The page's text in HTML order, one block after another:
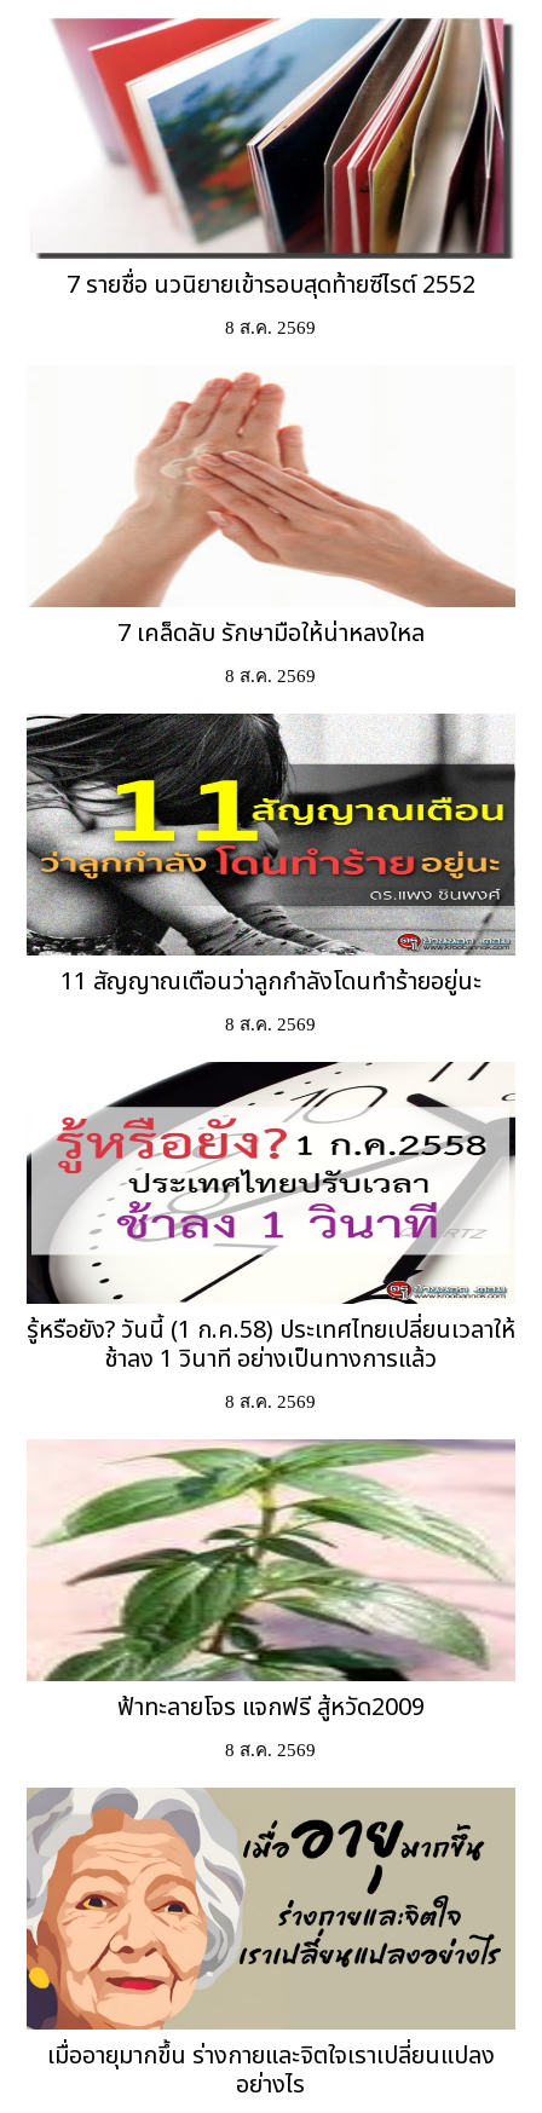
7 รายชื่อ นวนิยายเข้ารอบสุดท้ายซีไรต์ 2552
8 ส.ค. 2569
7 เคล็ดลับ รักษามือให้น่าหลงใหล
8 ส.ค. 2569
11 สัญญาณเตือนว่าลูกกำลังโดนทำร้ายอยู่นะ
8 ส.ค. 2569
รู้หรือยัง? วันนี้ (1 ก.ค.58) ประเทศไทยเปลี่ยนเวลาให้
ช้าลง 1 วินาที อย่างเป็นทางการแล้ว
8 ส.ค. 2569
ฟ้าทะลายโจร แจกฟรี สู้หวัด2009
8 ส.ค. 2569
เมื่ออายุมากขึ้น ร่างกายและจิตใจเราเปลี่ยนแปลง
อย่างไร